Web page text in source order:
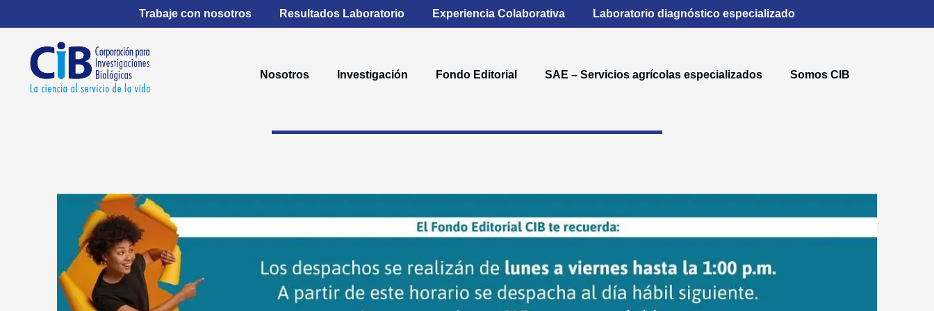
contenido
Trabaje con nosotros Resultados Laboratorio Experiencia Colaborativa Laboratorio diagnóstico especializado
Nosotros Investigación Fondo Editorial SAE – Servicios agrícolas especializados Somos CIB